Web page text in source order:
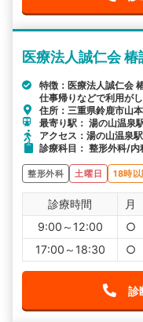
医療法人誠仁会 椿
特徴：医療法人誠仁会
仕事帰りなどで利用がし
住所：三重県鈴鹿市山
最寄り駅： 湯の山温
アクセス：湯の山温泉
診療科目： 整形外科/内
整形外科 土曜日 18時
診療時間 月
9:00～12:00
○
17:00～18:30
○
診